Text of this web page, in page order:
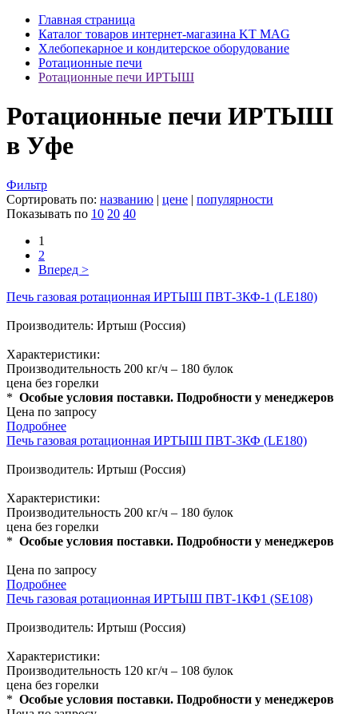
Главная страница
Каталог товаров интернет-магазина KT MAG
Хлебопекарное и кондитерское оборудование
Ротационные печи
Ротационные печи ИРТЫШ
Ротационные печи ИРТЫШ
в Уфе
Фильтр
Сортировать по: названию | цене | популярности
Показывать по 10 20 40
1
2
Вперед >
Печь газовая ротационная ИРТЫШ ПВТ-3КФ-1 (LE180)
Производитель: Иртыш (Россия)
Характеристики:
Производительность 200 кг/ч – 180 булок
цена без горелки
* Особые условия поставки. Подробности у менеджеров
Цена по запросу
Подробнее
Печь газовая ротационная ИРТЫШ ПВТ-3КФ (LE180)
Производитель: Иртыш (Россия)
Характеристики:
Производительность 200 кг/ч – 180 булок
цена без горелки
* Особые условия поставки. Подробности у менеджеров
Цена по запросу
Подробнее
Печь газовая ротационная ИРТЫШ ПВТ-1КФ1 (SE108)
Производитель: Иртыш (Россия)
Характеристики:
Производительность 120 кг/ч – 108 булок
цена без горелки
* Особые условия поставки. Подробности у менеджеров